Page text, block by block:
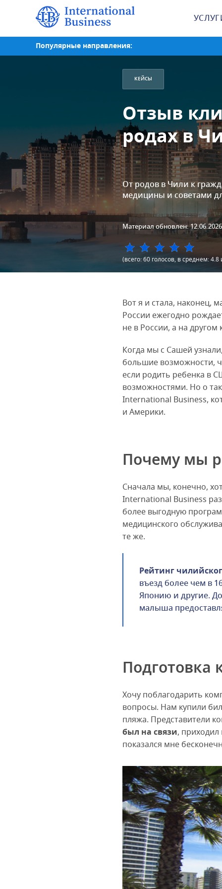
Популярные направления:
КЕЙСЫ
Отзыв
родах в
От родов в Чили к
медицины и советами
Материал обновлен: 12.06.2026
(всего: 60 голосов, в среднем: 4.8
Вот я и стала, наконец,
России ежегодно
не в России, а на
Когда мы с Сашей
большие возможности,
если родить ребенка в
возможностями. Но о
International Business,
и Америки.
Почему мы
Сначала мы, конечно,
International Business
более выгодную
медицинского
те же.
Рейтинг
въезд более чем в
Японию и другие.
малыша
Подготовка
Хочу поблагодарить
вопросы. Нам купили
пляжа. Представители
был на связи,
показался мне